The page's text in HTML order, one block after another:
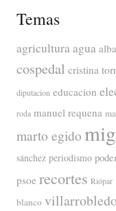
Temas
agriculturaagua
cospedal cristina
diputacion educacion
roda manuel requena
marto egido
sánchez periodismo
psoe recortes Riópar
blanco